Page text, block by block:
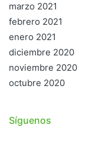
marzo 2021
febrero 2021
enero 2021
diciembre 2020
noviembre 2020
octubre 2020
Síguenos